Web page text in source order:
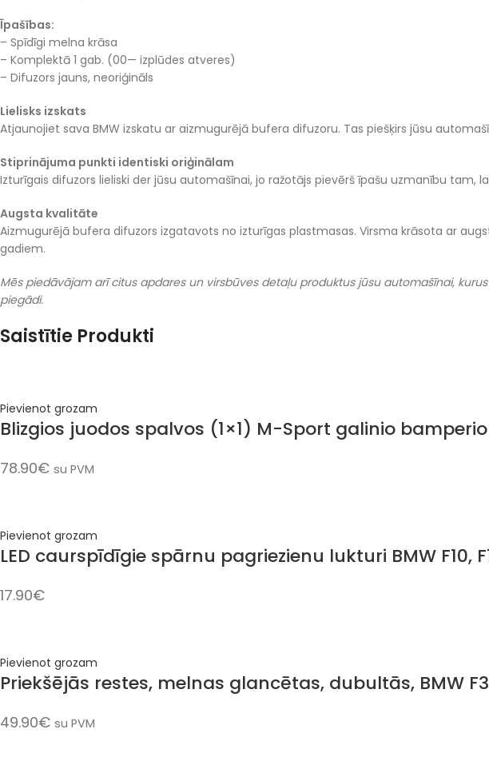
Īpašības:
– Spīdīgi melna krāsa
– Komplektā 1 gab. (00— izplūdes atveres)
– Difuzors jauns, neoriģināls
Lielisks izskats
Atjaunojiet sava BMW izskatu ar aizmugurējā bufera difuzoru. Tas piešķirs jūsu
Stiprinājuma punkti identiski oriģinālam
Izturīgais difuzors lieliski der jūsu automašīnai, jo ražotājs pievērš īpašu uzmanību
Augsta kvalitāte
Aizmugurējā bufera difuzors izgatavots no izturīgas plastmasas. Virsma krāsota ar
gadiem.
Mēs piedāvājam arī citus apdares un virsbūves detaļu produktus jūsu automašīnai,
piegādi.
Saistītie Produkti
Pievienot grozam
Blizgios juodos spalvos (1×1) M-Sport galinio bamperio
78.90€ su PVM
Pievienot grozam
LED caurspīdīgie spārnu pagriezienu lukturi BMW F10,
17.90€
Pievienot grozam
Priekšējās restes, melnas glancētas, dubultās, BMW
49.90€ su PVM